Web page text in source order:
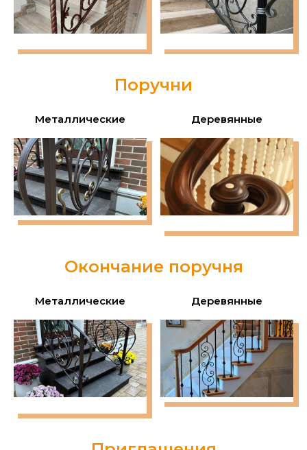
Поручни
Металлические Деревянные
Окончание поручня
Металлические Деревянные